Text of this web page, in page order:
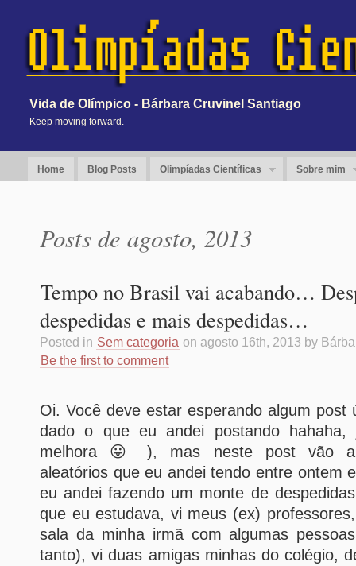
Vida de Olímpico - Bárbara Cruvinel Santiago
Keep moving forward.
Home Blog Posts Olimpíadas Científicas Sobre mim
Posts de agosto, 2013
Tempo no Brasil vai acabando…
despedidas e mais despedidas…
Posted in Sem categoria on agosto 16th, 2013 by
Be the first to comment
Oi. Você deve estar esperando algum post
dado o que eu andei postando
melhora 😛 ), mas neste post vão
aleatórios que eu andei tendo entre ontem
eu andei fazendo um monte de
que eu estudava, vi meus (ex)
sala da minha irmã com algumas
tanto), vi duas amigas minhas do colégio,